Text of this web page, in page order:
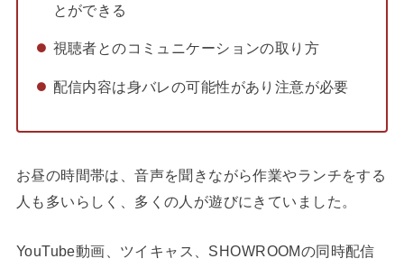
とができる
視聴者とのコミュニケーションの取り方
配信内容は身バレの可能性があり注意が必要
お昼の時間帯は、音声を聞きながら作業やランチをする
人も多いらしく、多くの人が遊びにきていました。
YouTube動画、ツイキャス、SHOWROOMの同時配信